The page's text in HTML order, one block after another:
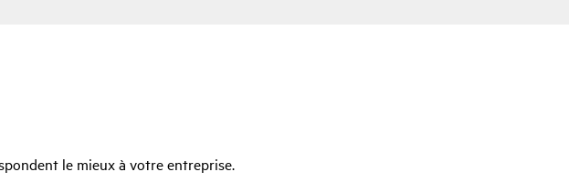
le mieux à votre entreprise.